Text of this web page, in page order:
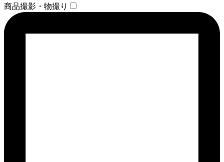
商品撮影・物撮り